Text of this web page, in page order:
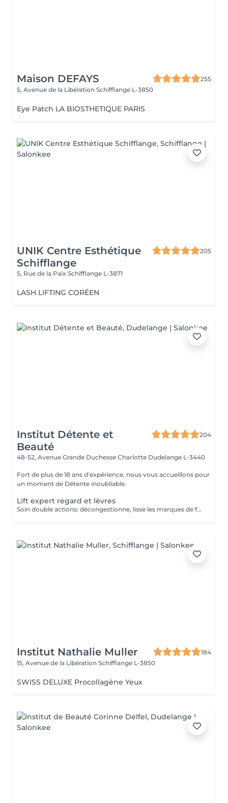
Maison DEFAYS
255
5, Avenue de la Libération Schifflange L-3850
Eye Patch LA BIOSTHETIQUE PARIS
UNIK Centre Esthétique
Schifflange
205
5, Rue de la Paix Schifflange L-3871
LASH LIFTING CORÉEN
Institut Détente et
Beauté
204
48-52, Avenue Grande Duchesse Charlotte Dudelange L-3440
Fort de plus de 18 ans d'expérience, nous vous accueillons pour
un moment de Détente inoubliable.
Lift expert regard et lèvres
Soin double actions: décongestionne, lisse les marques de fatigue et repulpe les lèvres
Institut Nathalie Muller
184
15, Avenue de la Libération Schifflange L-3850
SWISS DELUXE Procollagène Yeux